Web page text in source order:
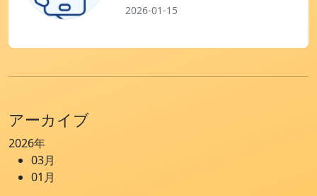
2026-01-15
アーカイブ
2026年
03月
01月